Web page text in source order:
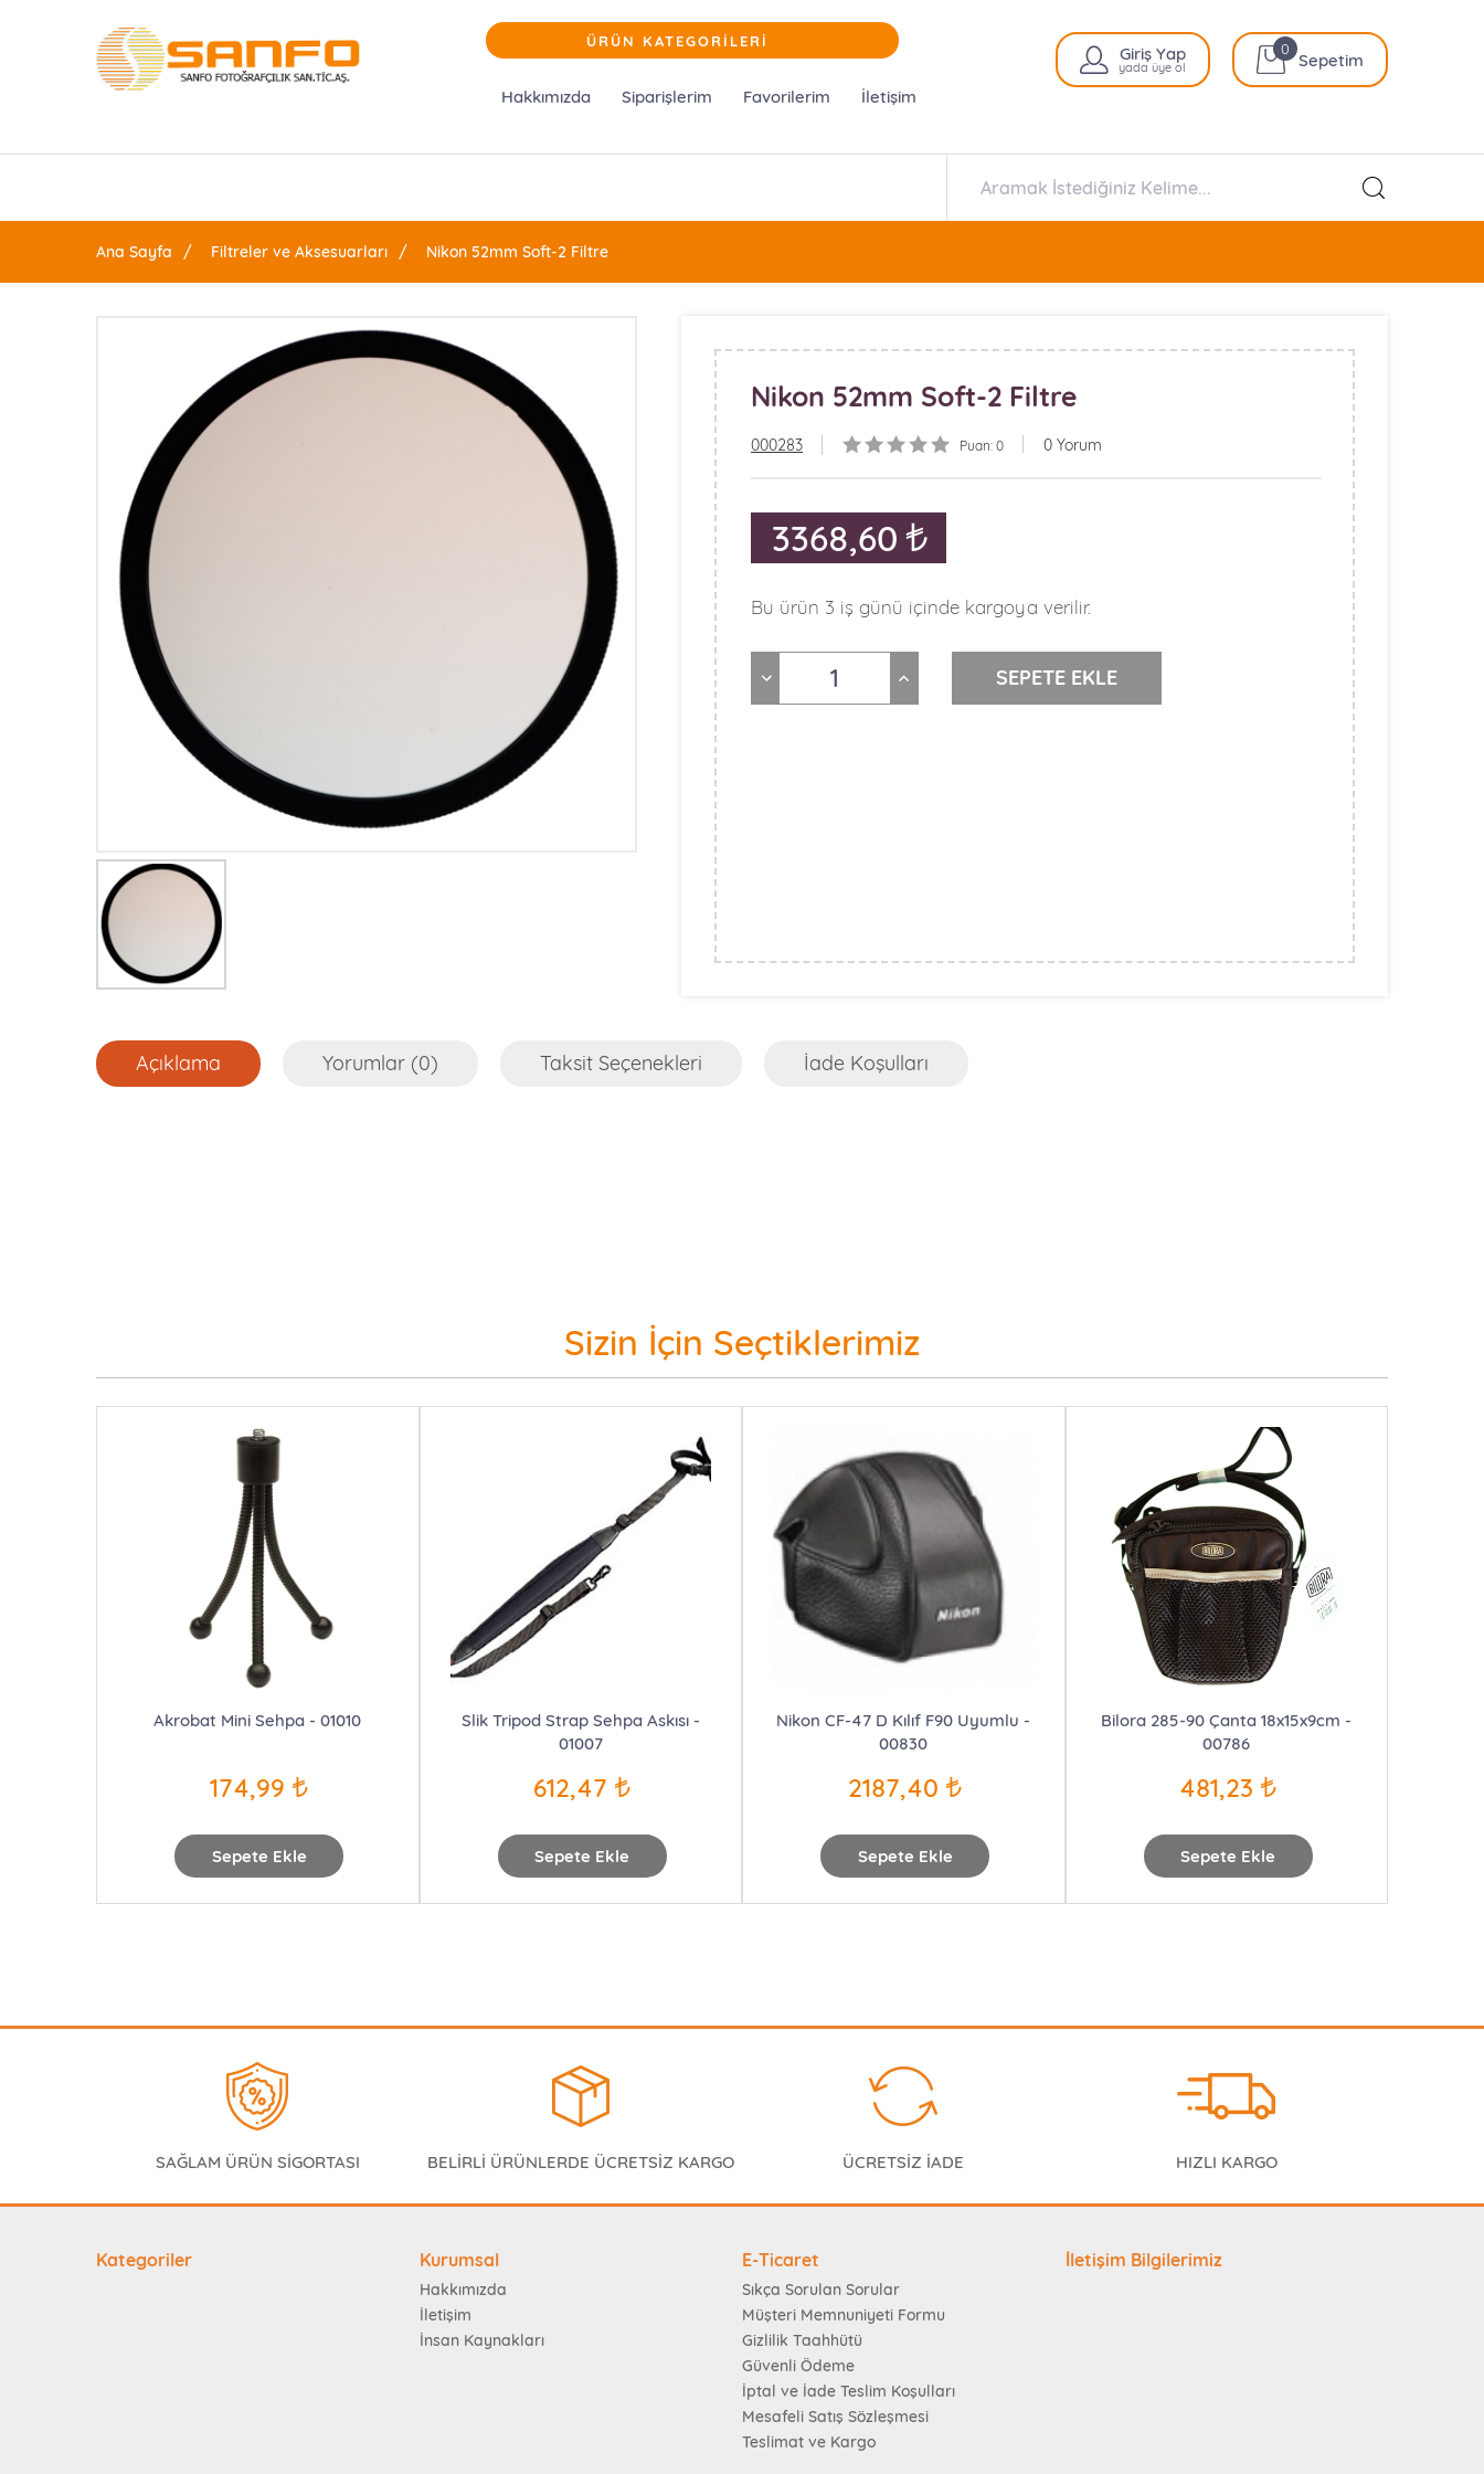
ÜRÜN KATEGORİLERİ
Hakkımızda Siparişlerim Favorilerim İletişim
Giriş Yap
yada üye ol Sepetim
0
Ana Sayfa Filtreler ve Aksesuarları Nikon 52mm Soft-2 Filtre
Nikon 52mm Soft-2 Filtre
000283 Puan: 0 0 Yorum
3368,60
Bu ürün 3 iş günü içinde kargoya verilir.
Açıklama Yorumlar (0) Taksit Seçenekleri İade Koşulları
Sizin İçin Seçtiklerimiz
Sepete Ekle
Akrobat Mini Sehpa - 01010
174,99
Sepete Ekle
Slik Tripod Strap Sehpa Askısı -
01007
612,47
Sepete Ekle
Nikon CF-47 D Kılıf F90 Uyumlu -
00830
2187,40
Sepete Ekle
Bilora 285-90 Çanta 18x15x9cm -
00786
481,23
SAĞLAM ÜRÜN SİGORTASI BELİRLİ ÜRÜNLERDE ÜCRETSİZ KARGO ÜCRETSİZ İADE HIZLI KARGO
Kategoriler Kurumsal
Hakkımızda
İletişim
İnsan Kaynakları
E-Ticaret
Sıkça Sorulan Sorular
Müşteri Memnuniyeti Formu
Gizlilik Taahhütü
Güvenli Ödeme
İptal ve İade Teslim Koşulları
Mesafeli Satış Sözleşmesi
Teslimat ve Kargo
İletişim Bilgilerimiz